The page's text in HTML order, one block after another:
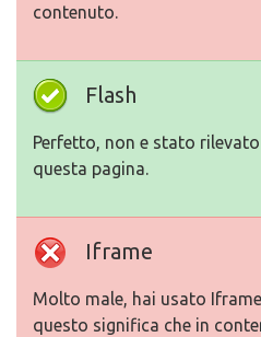
contenuto.
Flash
Perfetto, non e stato
questa pagina.
Iframe
Molto male, hai usato
questo significa che in